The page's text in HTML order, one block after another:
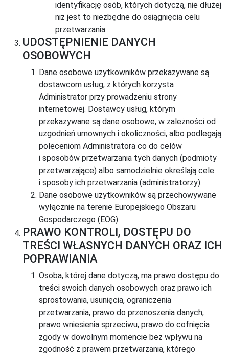
identyfikację osób, których dotyczą, nie dłużej
niż jest to niezbędne do osiągnięcia celu
przetwarzania.
UDOSTĘPNIENIE DANYCH
OSOBOWYCH
Dane osobowe użytkowników przekazywane są
dostawcom usług, z których korzysta
Administrator przy prowadzeniu strony
internetowej. Dostawcy usług, którym
przekazywane są dane osobowe, w zależności od
uzgodnień umownych i okoliczności, albo podlegają
poleceniom Administratora co do celów
i sposobów przetwarzania tych danych (podmioty
przetwarzające) albo samodzielnie określają cele
i sposoby ich przetwarzania (administratorzy).
Dane osobowe użytkowników są przechowywane
wyłącznie na terenie Europejskiego Obszaru
Gospodarczego (EOG).
PRAWO KONTROLI, DOSTĘPU DO
TREŚCI WŁASNYCH DANYCH ORAZ ICH
POPRAWIANIA
Osoba, której dane dotyczą, ma prawo dostępu do
treści swoich danych osobowych oraz prawo ich
sprostowania, usunięcia, ograniczenia
przetwarzania, prawo do przenoszenia danych,
prawo wniesienia sprzeciwu, prawo do cofnięcia
zgody w dowolnym momencie bez wpływu na
zgodność z prawem przetwarzania, którego